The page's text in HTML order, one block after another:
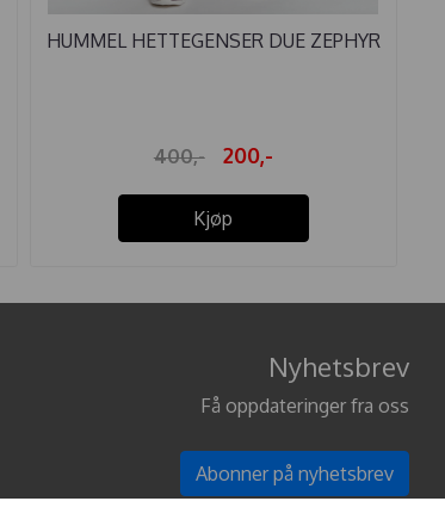
HUMMEL HETTEGENSER DUE ZEPHYR
400,- 200,-
Kjøp
Nyhetsbrev
Få oppdateringer fra oss
Abonner på nyhetsbrev